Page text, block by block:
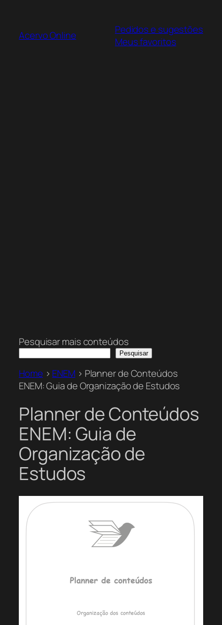
Acervo Online
Pedidos e sugestões
Meus favoritos
Pesquisar mais conteúdos
Pesquisar
Home > ENEM> Planner de Conteúdos
ENEM: Guia de Organização de Estudos
Planner de Conteúdos
ENEM: Guia de
Organização de
Estudos